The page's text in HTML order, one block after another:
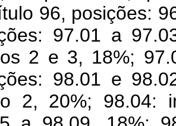
96, posições:
97.01 a
2 e 3, 18%;
98.01 e
2, 20%; 98.04: